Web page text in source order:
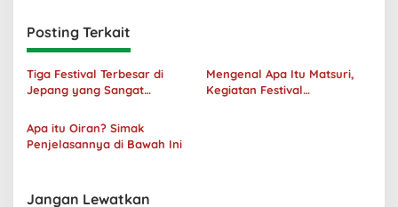
Posting Terkait
Tiga Festival Terbesar di
Jepang yang Sangat
Mengenal Apa Itu Matsuri,
Kegiatan Festival
Apa itu Oiran? Simak
Penjelasannya di Bawah Ini
Jangan Lewatkan